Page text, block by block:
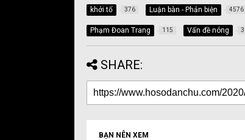
khởi tố 376 Luận bàn - Phản biện 4576
Phạm Đoan Trang 115 Vấn đề nóng
SHARE:
BẠN NÊN XEM